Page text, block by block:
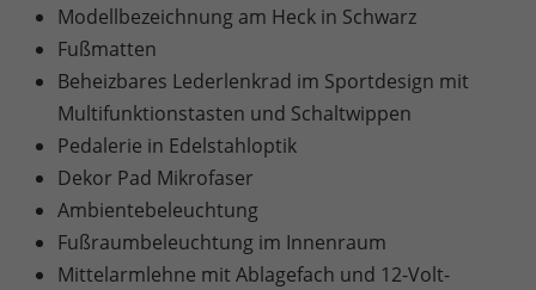
Modellbezeichnung am Heck in Schwarz
Fußmatten
Beheizbares Lederlenkrad im Sportdesign mit
Multifunktionstasten und Schaltwippen
Pedalerie in Edelstahloptik
Dekor Pad Mikrofaser
Ambientebeleuchtung
Fußraumbeleuchtung im Innenraum
Mittelarmlehne mit Ablagefach und 12-Volt-